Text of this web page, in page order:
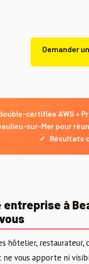
Demander
certifiée AWS +
sur-Mer pour
✓
Résultats
entreprise à
hôtelier,
vous apporte ni